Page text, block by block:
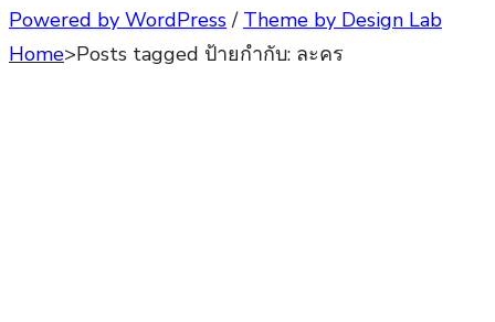
Powered by WordPress / Theme by Design Lab
Home>Posts tagged ป้ายกำกับ: ละคร